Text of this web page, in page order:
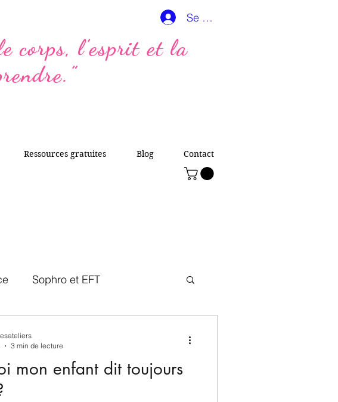
corps, l’esprit et la
Se connecter
Ressources gratuites Blog Contact
Sophro et EFT
positive
mon enfant dit toujours
3 min de lecture